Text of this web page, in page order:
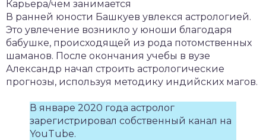
Карьера/чем занимается
В ранней юности Башкуев увлекся астрологией.
Это увлечение возникло у юноши благодаря
бабушке, происходящей из рода потомственных
шаманов. После окончания учебы в вузе
Александр начал строить астрологические
прогнозы, используя методику индийских магов.
В январе 2020 года астролог
зарегистрировал собственный канал на
YouTube.